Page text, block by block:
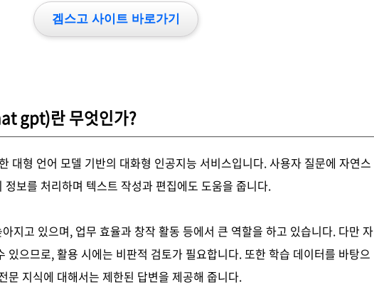
겜스고 사이트 바로가기
gpt)란 무엇인가?
대형 언어 모델 기반의 대화형 인공지능 서비스입니다. 사용자 질문에 자연스
보를 처리하며 텍스트 작성과 편집에도 도움을 줍니다.
지고 있으며, 업무 효율과 창작 활동 등에서 큰 역할을 하고 있습니다. 다만 자
있으므로, 활용 시에는 비판적 검토가 필요합니다. 또한 학습 데이터를 바탕으
문 지식에 대해서는 제한된 답변을 제공해 줍니다.